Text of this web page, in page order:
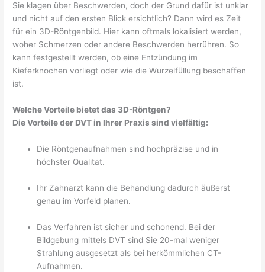
Sie klagen über Beschwerden, doch der Grund dafür ist unklar
und nicht auf den ersten Blick ersichtlich? Dann wird es Zeit
für ein 3D-Röntgenbild. Hier kann oftmals lokalisiert werden,
woher Schmerzen oder andere Beschwerden herrühren. So
kann festgestellt werden, ob eine Entzündung im
Kieferknochen vorliegt oder wie die Wurzelfüllung beschaffen
ist.
Welche Vorteile bietet das 3D-Röntgen?
Die Vorteile der DVT in Ihrer Praxis sind vielfältig:
Die Röntgenaufnahmen sind hochpräzise und in
höchster Qualität.
Ihr Zahnarzt kann die Behandlung dadurch äußerst
genau im Vorfeld planen.
Das Verfahren ist sicher und schonend. Bei der
Bildgebung mittels DVT sind Sie 20-mal weniger
Strahlung ausgesetzt als bei herkömmlichen CT-
Aufnahmen.